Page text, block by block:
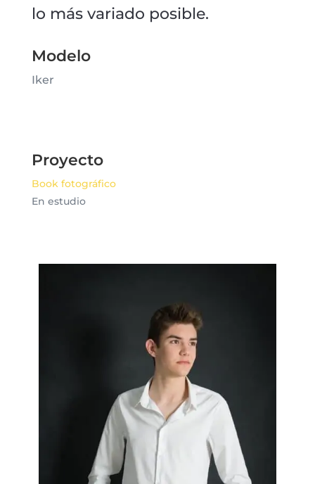
lo más variado posible.
Modelo
Iker
Proyecto
Book fotográfico
En estudio